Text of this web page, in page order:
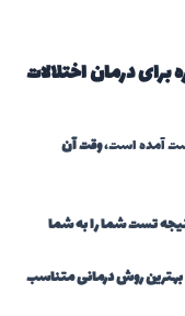
برای درمان اختلالات
آمده است،وقت آن
تست شما را به شما
روش درمانی متناسب